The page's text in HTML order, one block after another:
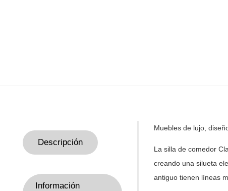
Descripción
Información
Muebles de lujo,
La silla de comedor
creando una silueta
antiguo tienen líneas